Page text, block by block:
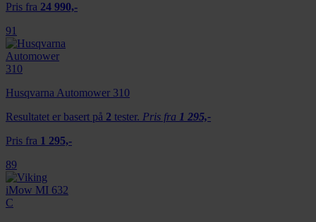
Pris fra 24 990,-
91
Husqvarna Automower 310
Resultatet er basert på 2 tester. Pris fra 1 295,-
Pris fra 1 295,-
89